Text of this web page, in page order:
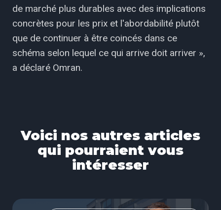
de marché plus durables avec des implications
concrètes pour les prix et l'abordabilité plutôt
que de continuer à être coincés dans ce
schéma selon lequel ce qui arrive doit arriver »,
a déclaré Omran.
Voici nos autres articles
qui pourraient vous
intéresser